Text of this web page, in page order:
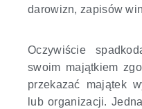
darowizn, zapisów
Oczywiście
swoim majątkiem
przekazać majątek
lub organizacji.